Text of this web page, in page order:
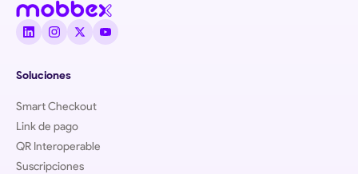
Soluciones
Smart Checkout
Link de pago
QR Interoperable
Suscripciones